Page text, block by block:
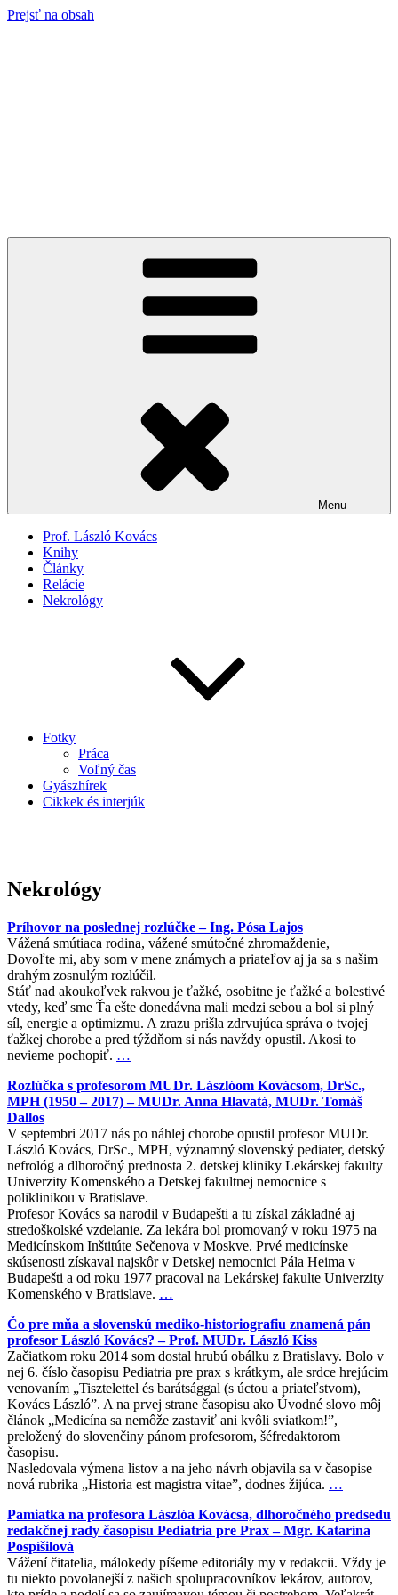
Prejsť na obsah
Menu
Prof. László Kovács
Knihy
Články
Relácie
Nekrológy
Fotky
Práca
Voľný čas
Gyászhírek
Cikkek és interjúk
Nekrológy
Príhovor na poslednej rozlúčke – Ing. Pósa Lajos
Vážená smútiaca rodina, vážené smútočné zhromaždenie,
Dovoľte mi, aby som v mene známych a priateľov aj ja sa s našim
drahým zosnulým rozlúčil.
Stáť nad akoukoľvek rakvou je ťažké, osobitne je ťažké a bolestivé
vtedy, keď sme Ťa ešte donedávna mali medzi sebou a bol si plný
síl, energie a optimizmu. A zrazu prišla zdrvujúca správa o tvojej
ťažkej chorobe a pred týždňom si nás navždy opustil. Akosi to
nevieme pochopiť. …
Rozlúčka s profesorom MUDr. Lászlóom Kovácsom, DrSc.,
MPH (1950 – 2017) – MUDr. Anna Hlavatá, MUDr. Tomáš
Dallos
V septembri 2017 nás po náhlej chorobe opustil profesor MUDr.
László Kovács, DrSc., MPH, významný slovenský pediater, detský
nefrológ a dlhoročný prednosta 2. detskej kliniky Lekárskej fakulty
Univerzity Komenského a Detskej fakultnej nemocnice s
poliklinikou v Bratislave.
Profesor Kovács sa narodil v Budapešti a tu získal základné aj
stredoškolské vzdelanie. Za lekára bol promovaný v roku 1975 na
Medicínskom Inštitúte Sečenova v Moskve. Prvé medicínske
skúsenosti získaval najskôr v Detskej nemocnici Pála Heima v
Budapešti a od roku 1977 pracoval na Lekárskej fakulte Univerzity
Komenského v Bratislave. …
Čo pre mňa a slovenskú mediko-historiografiu znamená pán
profesor László Kovács? – Prof. MUDr. László Kiss
Začiatkom roku 2014 som dostal hrubú obálku z Bratislavy. Bolo v
nej 6. číslo časopisu Pediatria pre prax s krátkym, ale srdce hrejúcim
venovaním „Tisztelettel és barátsággal (s úctou a priateľstvom),
Kovács László”. A na prvej strane časopisu ako Úvodné slovo môj
článok „Medicína sa nemôže zastaviť ani kvôli sviatkom!”,
preložený do slovenčiny pánom profesorom, šéfredaktorom
časopisu.
Nasledovala výmena listov a na jeho návrh objavila sa v časopise
nová rubrika „Historia est magistra vitae”, dodnes žijúca. …
Pamiatka na profesora Lászlóa Kovácsa, dlhoročného predsedu
redakčnej rady časopisu Pediatria pre Prax – Mgr. Katarína
Pospíšilová
Vážení čitatelia, málokedy píšeme editoriály my v redakcii. Vždy je
tu niekto povolanejší z našich spolupracovníkov lekárov, autorov,